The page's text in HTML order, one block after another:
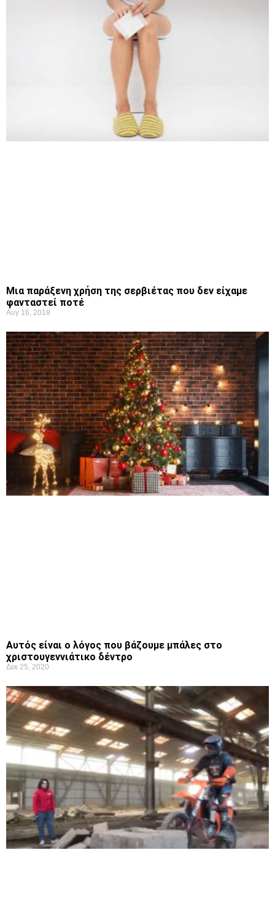
Μια παράξενη χρήση της σερβιέτας που δεν είχαμε
φανταστεί ποτέ
Αυγ 16, 2018
Αυτός είναι ο λόγος που βάζουμε μπάλες στο
χριστουγεννιάτικο δέντρο
Δεκ 25, 2020